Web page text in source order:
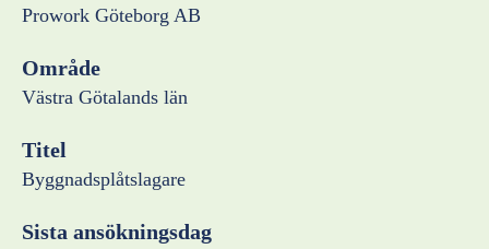
Prowork Göteborg AB
Område
Västra Götalands län
Titel
Byggnadsplåtslagare
Sista ansökningsdag